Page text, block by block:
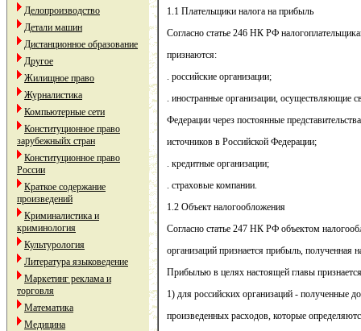
Делопроизводство
Детали машин
Дистанционное образование
Другое
Жилищное право
Журналистика
Компьютерные сети
Конституционное право
зарубежныйх стран
Конституционное право
России
Краткое содержание
произведений
Криминалистика и
криминология
Культурология
Литература языковедение
Маркетинг реклама и
торговля
Математика
Медицина
1.1 Плательщики налога на прибыль
Согласно статье 246 НК РФ
признаются:
. российские организации;
. иностранные организации, осуществляющие
Федерации через постоянные
источников в Российской Федерации;
. кредитные организации;
. страховые компании.
1.2 Объект налогообложения
Согласно статье 247 НК РФ объектом
организаций признается прибыль, полученная
Прибылью в целях настоящей главы
1) для российских организаций - полученные
произведенных расходов, которые